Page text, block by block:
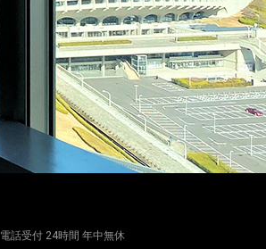
電話受付 24時間 年中無休